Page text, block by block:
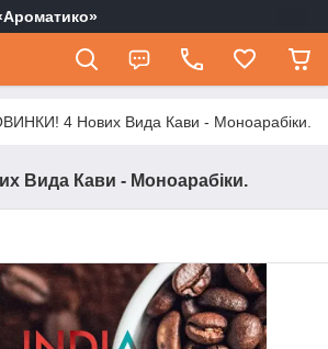
4 Нових Вида Кави - Моноарабіки.
Вида Кави - Моноарабіки.